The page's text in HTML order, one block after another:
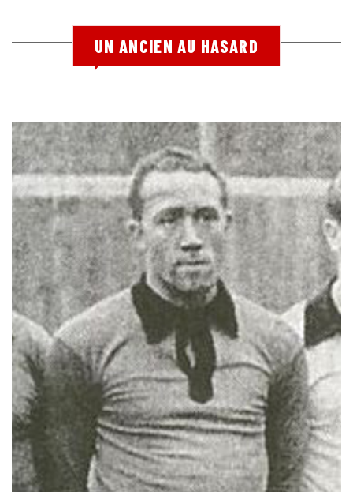
UN ANCIEN AU HASARD